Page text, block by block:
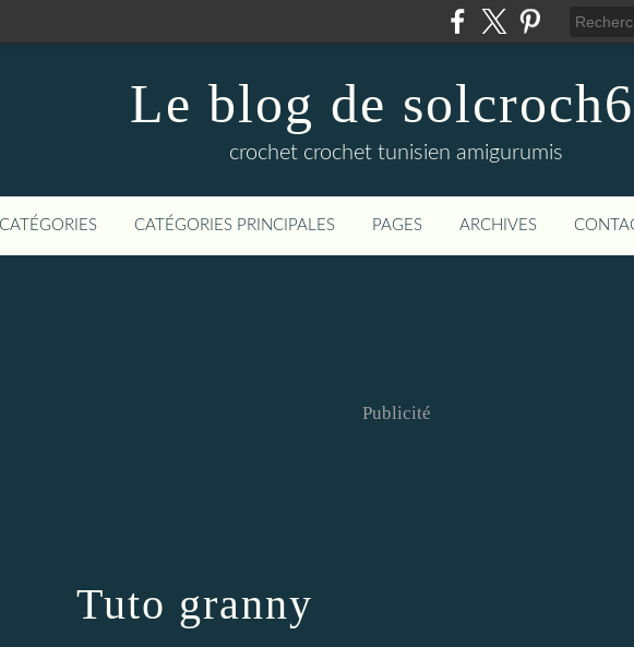
Le blog de
crochet crochet tunisien amigurumis
CATÉGORIES CATÉGORIES PRINCIPALES PAGES ARCHIVES
Publicité
Tuto granny